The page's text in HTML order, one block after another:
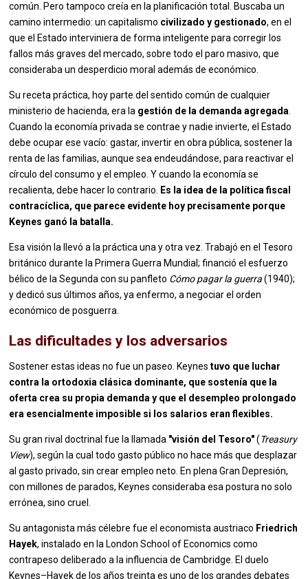
común. Pero tampoco creía en la planificación total. Buscaba un
camino intermedio: un capitalismo civilizado y gestionado, en el
que el Estado interviniera de forma inteligente para corregir los
fallos más graves del mercado, sobre todo el paro masivo, que
consideraba un desperdicio moral además de económico.
Su receta práctica, hoy parte del sentido común de cualquier
ministerio de hacienda, era la gestión de la demanda agregada
Cuando la economía privada se contrae y nadie invierte, el Estado
debe ocupar ese vacío: gastar, invertir en obra pública, sostener la
renta de las familias, aunque sea endeudándose, para reactivar el
círculo del consumo y el empleo. Y cuando la economía se
recalienta, debe hacer lo contrario.
Es la idea de la política fiscal
contracíclica, que parece evidente hoy precisamente porque
Keynes ganó la batalla.
Esa visión la llevó a la práctica una y otra vez. Trabajó en el Tesoro
británico durante la Primera Guerra Mundial; financió el esfuerzo
bélico de la Segunda con su panfleto Cómo pagar la guerra(1940);
y dedicó sus últimos años, ya enfermo, a negociar el orden
económico de posguerra.
Las dificultades y los adversarios
Sostener estas ideas no fue un paseo. Keynestuvo que luchar
contra la ortodoxia clásica dominante, que sostenía que la
oferta crea su propia demanda y que el desempleo prolongado
era esencialmente imposible si los salarios eran flexibles.
Su gran rival doctrinal fue la llamada "visión del Tesoro"(Treasury
View), según la cual todo gasto público no hace más que desplazar
al gasto privado, sin crear empleo neto. En plena Gran Depresión,
con millones de parados, Keynes consideraba esa postura no solo
errónea, sino cruel.
Su antagonista más célebre fue el economista austriaco Friedrich
Hayek, instalado en la London School of Economics como
contrapeso deliberado a la influencia de Cambridge. El duelo
Keynes–Hayek de los años treinta es uno de los grandes debates